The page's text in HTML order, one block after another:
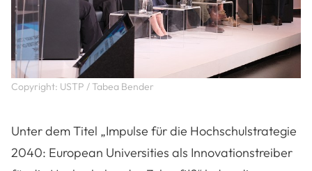
Copyright: USTP / Tabea Bender
Unter dem Titel „Impulse für die Hochschulstrategie
2040: European Universities als Innovationstreiber